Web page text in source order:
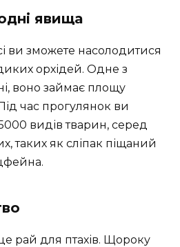
явища
ви зможете насолодитися
орхідей. Одне з
воно займає площу
час прогулянок ви
видів тварин, серед
таких як сліпак піщаний
рай для птахів. Щороку